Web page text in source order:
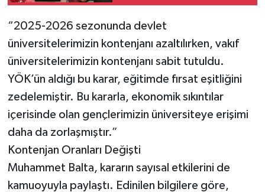
“2025-2026 sezonunda devlet
üniversitelerimizin kontenjanı azaltılırken, vakıf
üniversitelerimizin kontenjanı sabit tutuldu.
YÖK’ün aldığı bu karar, eğitimde fırsat eşitliğini
zedelemiştir. Bu kararla, ekonomik sıkıntılar
içerisinde olan gençlerimizin üniversiteye erişimi
daha da zorlaşmıştır.”
Kontenjan Oranları Değişti
Muhammet Balta, kararın sayısal etkilerini de
kamuoyuyla paylaştı. Edinilen bilgilere göre,